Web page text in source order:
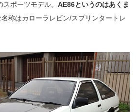
ポーツモデル。 AE86というのはあくま
称はカローラレビン/スプリンタートレ